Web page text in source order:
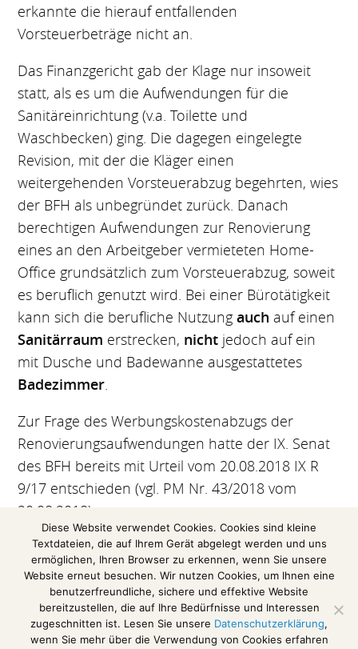
erkannte die hierauf entfallenden
Vorsteuerbeträge nicht an.
Das Finanzgericht gab der Klage nur insoweit
statt, als es um die Aufwendungen für die
Sanitäreinrichtung (v.a. Toilette und
Waschbecken) ging. Die dagegen eingelegte
Revision, mit der die Kläger einen
weitergehenden Vorsteuerabzug begehrten, wies
der BFH als unbegründet zurück. Danach
berechtigen Aufwendungen zur Renovierung
eines an den Arbeitgeber vermieteten Home-
Office grundsätzlich zum Vorsteuerabzug, soweit
es beruflich genutzt wird. Bei einer Bürotätigkeit
kann sich die berufliche Nutzungauch auf einen
Sanitärraum erstrecken, nicht jedoch auf ein
mit Dusche und Badewanne ausgestattetes
Badezimmer.
Zur Frage des Werbungskostenabzugs der
Renovierungsaufwendungen hatte der IX. Senat
des BFH bereits mit Urteil vom 20.08.2018 IX R
9/17 entschieden (vgl. PM Nr. 43/2018 vom
20.08.2018).
(Auszug aus einer Pressemitteilung des
Bundesfinanzhofs)
Das Urteil im Volltext
Diese Website verwendet Cookies. Cookies sind kleine
Textdateien, die auf Ihrem Gerät abgelegt werden und uns
ermöglichen, Ihren Browser zu erkennen, wenn Sie unsere
Website erneut besuchen. Wir nutzen Cookies, um Ihnen eine
benutzerfreundliche, sichere und effektive Website
bereitzustellen, die auf Ihre Bedürfnisse und Interessen
zugeschnitten ist. Lesen Sie unsere Datenschutzerklärung,
wenn Sie mehr über die Verwendung von Cookies erfahren